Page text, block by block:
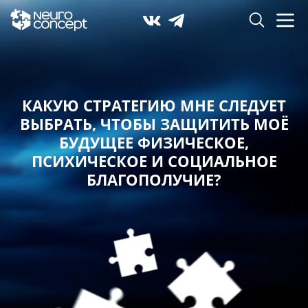
КАКУЮ СТРАТЕГИЮ МНЕ СЛЕДУЕТ
ВЫБРАТЬ,ЧТОБЫ ЗАЩИТИТЬ МОЁ
БУДУЩЕЕ ФИЗИЧЕСКОЕ,
ПСИХИЧЕСКОЕ И СОЦИАЛЬНОЕ
БЛАГОПОЛУЧИЕ?